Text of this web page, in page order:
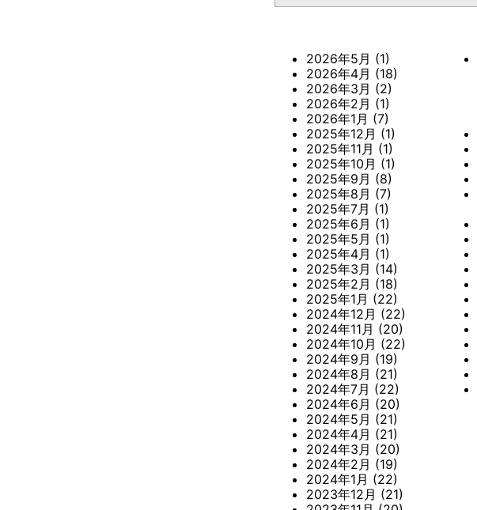
2026年5月 (1)
2026年4月 (18)
2026年3月 (2)
2026年2月 (1)
2026年1月 (7)
2025年12月 (1)
2025年11月 (1)
2025年10月 (1)
2025年9月 (8)
2025年8月 (7)
2025年7月 (1)
2025年6月 (1)
2025年5月 (1)
2025年4月 (1)
2025年3月 (14)
2025年2月 (18)
2025年1月 (22)
2024年12月 (22)
2024年11月 (20)
2024年10月 (22)
2024年9月 (19)
2024年8月 (21)
2024年7月 (22)
2024年6月 (20)
2024年5月 (21)
2024年4月 (21)
2024年3月 (20)
2024年2月 (19)
2024年1月 (22)
2023年12月 (21)